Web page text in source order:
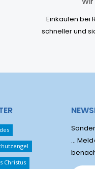
Einkaufen bei
schneller und
Christus
...